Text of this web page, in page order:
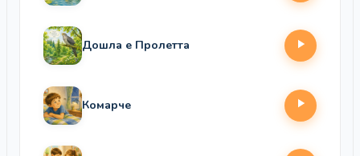
Дошла е Пролетта
Комарче